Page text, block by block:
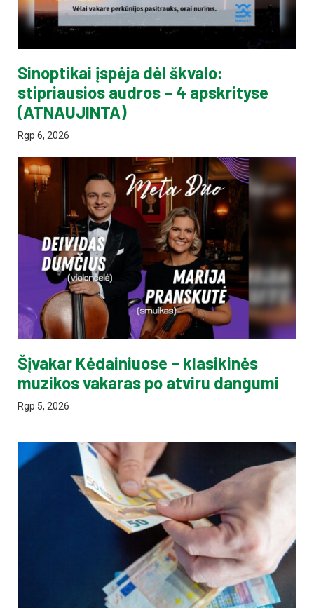
Sinoptikai įspėja dėl škvalo:
stipriausios audros – 4 apskrityse
(ATNAUJINTA)
Rgp 6, 2026
Šįvakar Kėdainiuose – klasikinės
muzikos vakaras po atviru dangumi
Rgp 5, 2026